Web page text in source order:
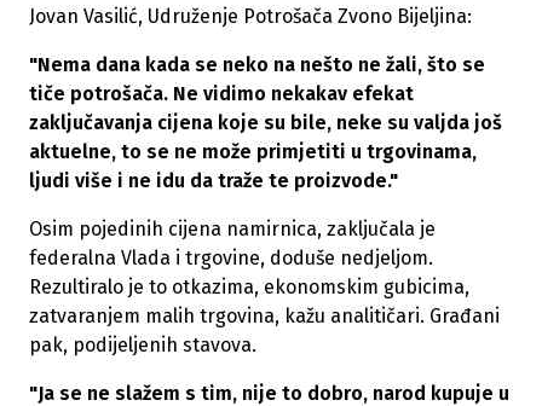
Jovan Vasilić, Udruženje Potrošača Zvono Bijeljina:
"Nema dana kada se neko na nešto ne žali, što se
tiče potrošača. Ne vidimo nekakav efekat
zaključavanja cijena koje su bile, neke su valjda još
aktuelne, to se ne može primjetiti u trgovinama,
ljudi više i ne idu da traže te proizvode."
Osim pojedinih cijena namirnica, zaključala je
federalna Vlada i trgovine, doduše nedjeljom.
Rezultiralo je to otkazima, ekonomskim gubicima,
zatvaranjem malih trgovina, kažu analitičari. Građani
pak, podijeljenih stavova.
"Ja se ne slažem s tim, nije to dobro, narod kupuje u